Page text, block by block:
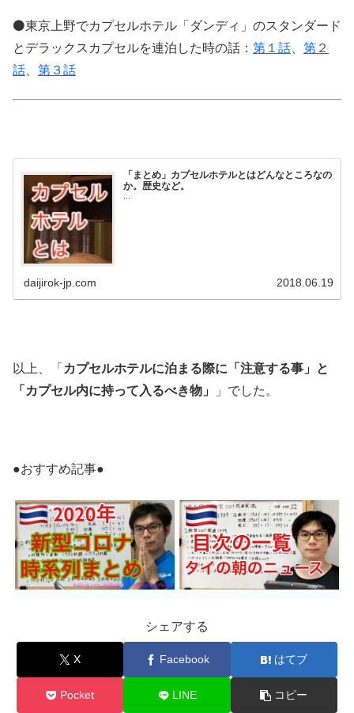
⚫️東京上野でカプセルホテル「ダンディ」のスタンダード
とデラックスカプセルを連泊した時の話： 第１話
第２
話
第３話
「まとめ」カプセルホテルとはどんなところなの
か。歴史など。
daijirok-jp.com 2018.06.19
以上、「 カプセルホテルに泊まる際に「注意する事」と
「カプセル内に持って入るべき物」
」でした。
●おすすめ記事●
シェアする
X Facebook はてブ
Pocket LINE コピー